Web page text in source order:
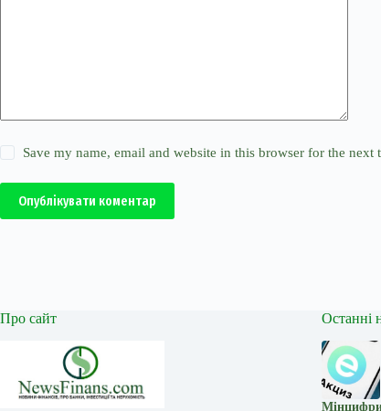
Save my name, email and website in this browser for the next
Опублікувати коментар
Про сайт Останні
Мінцифри